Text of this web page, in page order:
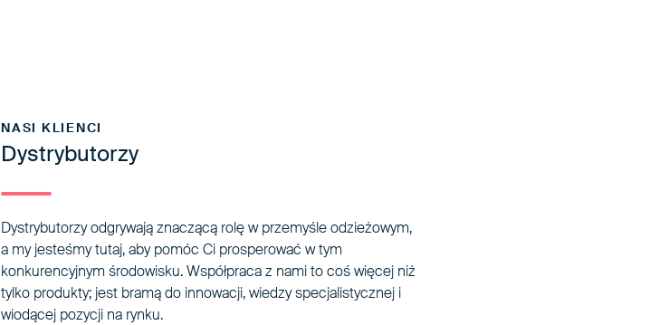
NASI KLIENCI
Dystrybutorzy
Dystrybutorzy odgrywają znaczącą rolę w przemyśle odzieżowym,
a my jesteśmy tutaj, aby pomóc Ci prosperować w tym
konkurencyjnym środowisku. Współpraca z nami to coś więcej niż
tylko produkty; jest bramą do innowacji, wiedzy specjalistycznej i
wiodącej pozycji na rynku.